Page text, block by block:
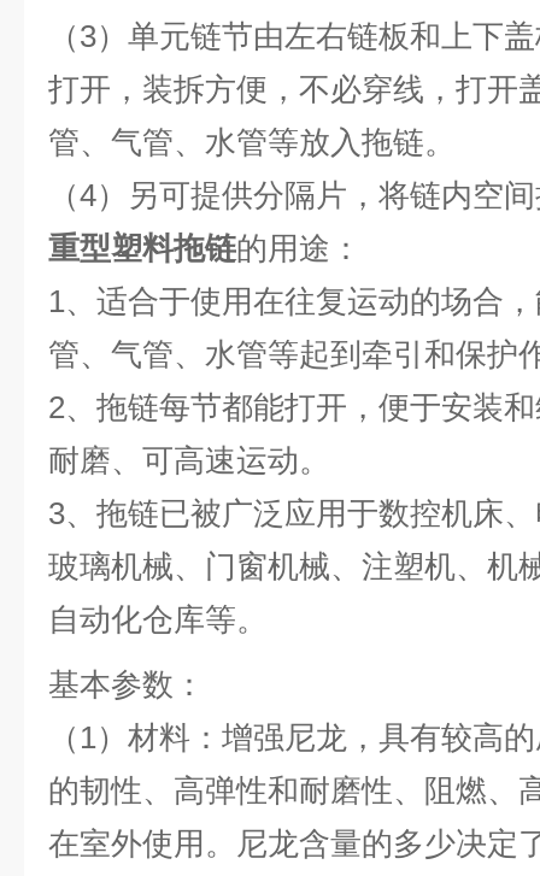
（3）单元链节由左右链板和上下
打开，装拆方便，不必穿线，打开
管、气管、水管等放入拖链。
（4）另可提供分隔片，将链内空
重型塑料拖链的用途：
1、适合于使用在往复运动的场合
管、气管、水管等起到牵引和保护
2、拖链每节都能打开，便于安装
耐磨、可高速运动。
3、拖链已被广泛应用于数控机床
玻璃机械、门窗机械、注塑机、机
自动化仓库等。
基本参数：
（1）材料：增强尼龙，具有较高
的韧性、高弹性和耐磨性、阻燃、
在室外使用。尼龙含量的多少决定